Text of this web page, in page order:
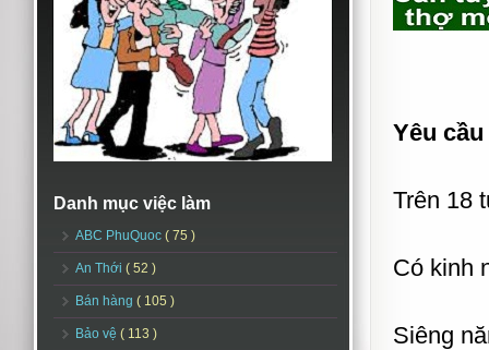
Danh mục việc làm
ABC PhuQuoc ( 75 )
An Thới ( 52 )
Bán hàng ( 105 )
Bảo vệ ( 113 )
Yêu
Trên 18
Có kinh
Siêng